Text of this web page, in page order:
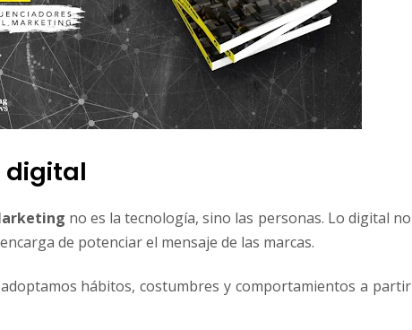
digital
no es la tecnología, sino las personas. Lo digital no
de potenciar el mensaje de las marcas.
hábitos, costumbres y comportamientos a partir